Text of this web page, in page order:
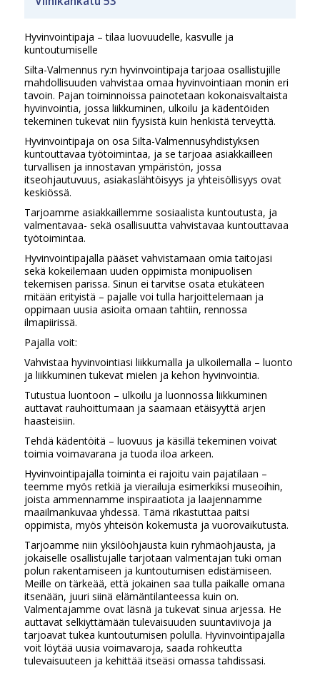
Hyvinvointipaja – tilaa luovuudelle, kasvulle ja
kuntoutumiselle
Silta-Valmennus ry:n hyvinvointipaja tarjoaa osallistujille
mahdollisuuden vahvistaa omaa hyvinvointiaan monin eri
tavoin. Pajan toiminnoissa painotetaan kokonaisvaltaista
hyvinvointia, jossa liikkuminen, ulkoilu ja kädentöiden
tekeminen tukevat niin fyysistä kuin henkistä terveyttä.
Hyvinvointipaja on osa Silta-Valmennusyhdistyksen
kuntouttavaa työtoimintaa, ja se tarjoaa asiakkailleen
turvallisen ja innostavan ympäristön, jossa
itseohjautuvuus, asiakaslähtöisyys ja yhteisöllisyys ovat
keskiössä.
Tarjoamme asiakkaillemme sosiaalista kuntoutusta, ja
valmentavaa- sekä osallisuutta vahvistavaa kuntouttavaa
työtoimintaa.
Hyvinvointipajalla pääset vahvistamaan omia taitojasi
sekä kokeilemaan uuden oppimista monipuolisen
tekemisen parissa. Sinun ei tarvitse osata etukäteen
mitään erityistä – pajalle voi tulla harjoittelemaan ja
oppimaan uusia asioita omaan tahtiin, rennossa
ilmapiirissä.
Pajalla voit:
Vahvistaa hyvinvointiasi liikkumalla ja ulkoilemalla – luonto
ja liikkuminen tukevat mielen ja kehon hyvinvointia.
Tutustua luontoon – ulkoilu ja luonnossa liikkuminen
auttavat rauhoittumaan ja saamaan etäisyyttä arjen
haasteisiin.
Tehdä kädentöitä – luovuus ja käsillä tekeminen voivat
toimia voimavarana ja tuoda iloa arkeen.
Hyvinvointipajalla toiminta ei rajoitu vain pajatilaan –
teemme myös retkiä ja vierailuja esimerkiksi museoihin,
joista ammennamme inspiraatiota ja laajennamme
maailmankuvaa yhdessä. Tämä rikastuttaa paitsi
oppimista, myös yhteisön kokemusta ja vuorovaikutusta.
Tarjoamme niin yksilöohjausta kuin ryhmäohjausta, ja
jokaiselle osallistujalle tarjotaan valmentajan tuki oman
polun rakentamiseen ja kuntoutumisen edistämiseen.
Meille on tärkeää, että jokainen saa tulla paikalle omana
itsenään, juuri siinä elämäntilanteessa kuin on.
Valmentajamme ovat läsnä ja tukevat sinua arjessa. He
auttavat selkiyttämään tulevaisuuden suuntaviivoja ja
tarjoavat tukea kuntoutumisen polulla. Hyvinvointipajalla
voit löytää uusia voimavaroja, saada rohkeutta
tulevaisuuteen ja kehittää itseäsi omassa tahdissasi.